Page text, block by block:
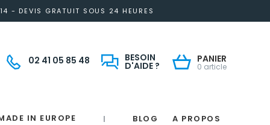
- DEVIS GRATUIT SOUS 24 HEURES
02 41 05 85 48 BESOIN
D'AIDE ?
PANIER
0 article
IN EUROPE | BLOG A PROPOS